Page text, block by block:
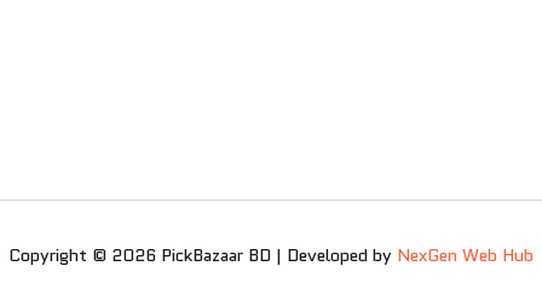
Copyright © 2026 PickBazaar BD | Developed by NexGen Web Hub